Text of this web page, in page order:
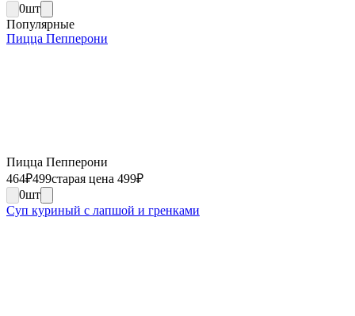
0шт
Популярные
Пицца Пепперони
Пицца Пепперони
464₽499старая цена 499₽
0шт
Суп куриный с лапшой и гренками